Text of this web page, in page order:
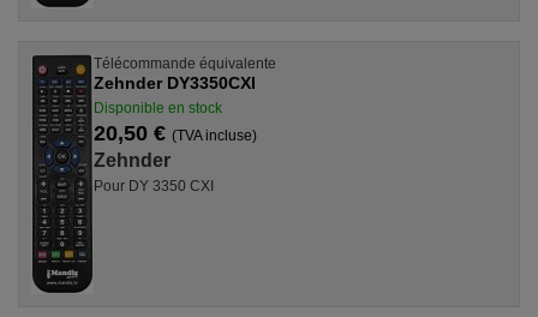
Télécommande équivalente
Zehnder DY3350CXI
Disponible en stock
20,50 € (TVA incluse)
Zehnder
Pour DY 3350 CXI